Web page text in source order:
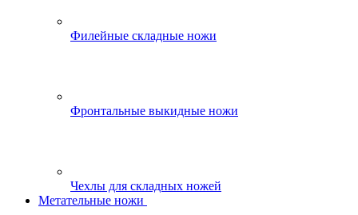
Филейные складные ножи
Фронтальные выкидные ножи
Чехлы для складных ножей
Метательные ножи